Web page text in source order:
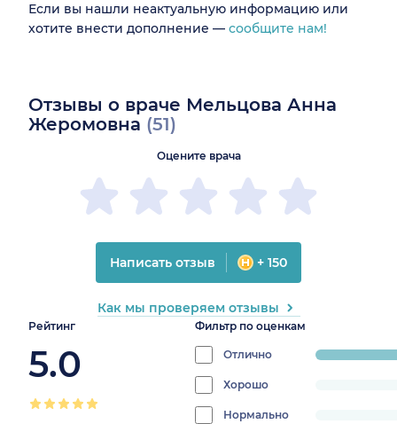
Если вы нашли неактуальную информацию или
хотите внести дополнение — сообщите нам!
Отзывы о враче Мельцова Анна
Жеромовна (51)
Рейтинг
5.0
Фильтр по оценкам
Отлично
progress:
Хорошо
0%
Нормально
Оцените врача
Написать отзыв + 150
Как мы проверяем отзывы